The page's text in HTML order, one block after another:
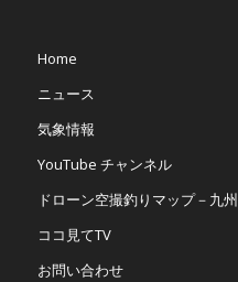
Home
ニュース
気象情報
YouTube チャンネル
ドローン空撮釣りマップ－九州
ココ見てTV
お問い合わせ